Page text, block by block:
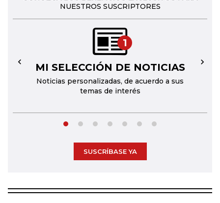
NUESTROS SUSCRIPTORES
1
MI SELECCIÓN DE NOTICIAS
Noticias personalizadas, de acuerdo a sus
temas de interés
← →
SUSCRÍBASE YA